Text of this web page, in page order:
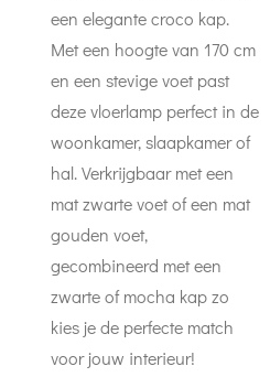
een elegante croco kap.
Met een hoogte van 170 cm
en een stevige voet past
deze vloerlamp perfect in de
woonkamer, slaapkamer of
hal. Verkrijgbaar met een
mat zwarte voet of een mat
gouden voet,
gecombineerd met een
zwarte of mocha kap zo
kies je de perfecte match
voor jouw interieur!